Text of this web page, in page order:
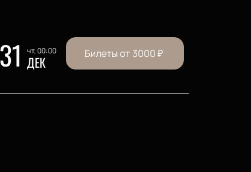
31 чт, 00:00
ДЕК Билеты от 3000₽